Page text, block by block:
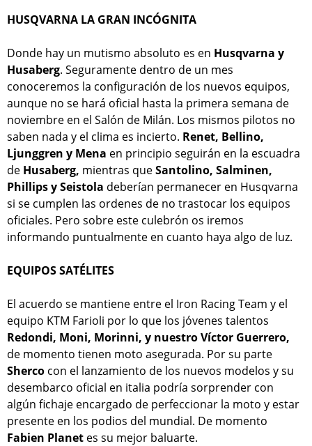
HUSQVARNA LA GRAN INCÓGNITA
Donde hay un mutismo absoluto es en Husqvarna y
Husaberg. Seguramente dentro de un mes
conoceremos la configuración de los nuevos equipos,
aunque no se hará oficial hasta la primera semana de
noviembre en el Salón de Milán. Los mismos pilotos no
saben nada y el clima es incierto. Renet, Bellino,
Ljunggren y Mena en principio seguirán en la escuadra
de Husaberg, mientras queSantolino, Salminen,
Phillips y Seistola deberían permanecer en Husqvarna
si se cumplen las ordenes de no trastocar los equipos
oficiales. Pero sobre este culebrón os iremos
informando puntualmente en cuanto haya algo de luz.
EQUIPOS SATÉLITES
El acuerdo se mantiene entre el Iron Racing Team y el
equipo KTM Farioli por lo que los jóvenes talentos
Redondi, Moni, Morinni, y nuestro Víctor Guerrero,
de momento tienen moto asegurada. Por su parte
Sherco con el lanzamiento de los nuevos modelos y su
desembarco oficial en italia podría sorprender con
algún fichaje encargado de perfeccionar la moto y estar
presente en los podios del mundial. De momento
Fabien Planet es su mejor baluarte.